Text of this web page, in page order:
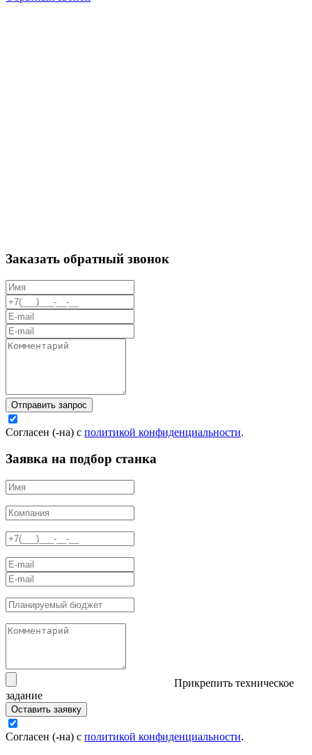
Заказать обратный звонок
Отправить запрос
Согласен (-на) с политикой конфиденциальности.
Заявка на подбор станка
Прикрепить техническое
задание
Оставить заявку
Согласен (-на) с политикой конфиденциальности.